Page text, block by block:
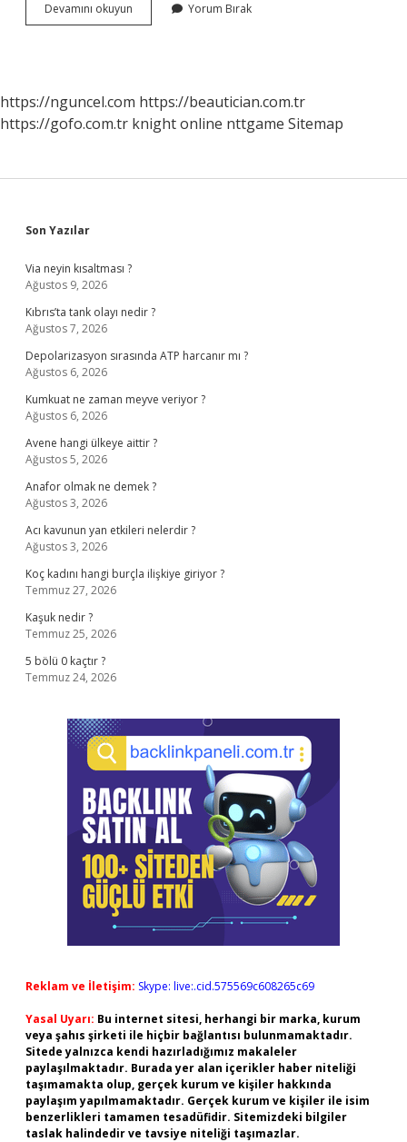
Devamını okuyun
Isminin
Yorum Bırak
https://nguncel.com https://beautician.com.tr
https://gofo.com.tr knight online nttgame Sitemap
Sidebar
Son Yazılar
Via neyin kısaltması ?
Ağustos 9, 2026
Kıbrıs’ta tank olayı nedir ?
Ağustos 7, 2026
Depolarizasyon sırasında ATP harcanır mı ?
Ağustos 6, 2026
Kumkuat ne zaman meyve veriyor ?
Ağustos 6, 2026
Avene hangi ülkeye aittir ?
Ağustos 5, 2026
Anafor olmak ne demek ?
Ağustos 3, 2026
Acı kavunun yan etkileri nelerdir ?
Ağustos 3, 2026
Koç kadını hangi burçla ilişkiye giriyor ?
Temmuz 27, 2026
Kaşuk nedir ?
Temmuz 25, 2026
5 bölü 0 kaçtır ?
Temmuz 24, 2026
Reklam ve İletişim: Skype: live:.cid.575569c608265c69
Yasal Uyarı: Bu internet sitesi, herhangi bir marka, kurum
veya şahıs şirketi ile hiçbir bağlantısı bulunmamaktadır.
Sitede yalnızca kendi hazırladığımız makaleler
paylaşılmaktadır. Burada yer alan içerikler haber niteliği
taşımamakta olup, gerçek kurum ve kişiler hakkında
paylaşım yapılmamaktadır. Gerçek kurum ve kişiler ile isim
benzerlikleri tamamen tesadüfidir. Sitemizdeki bilgiler
taslak halindedir ve tavsiye niteliği taşımazlar.